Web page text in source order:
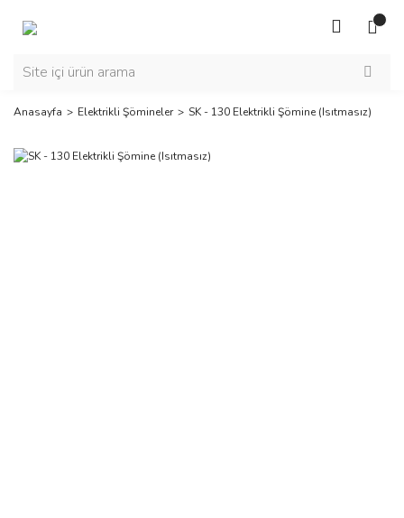
Anasayfa Elektrikli Şömineler SK - 130 Elektrikli Şömine (Isıtmasız)